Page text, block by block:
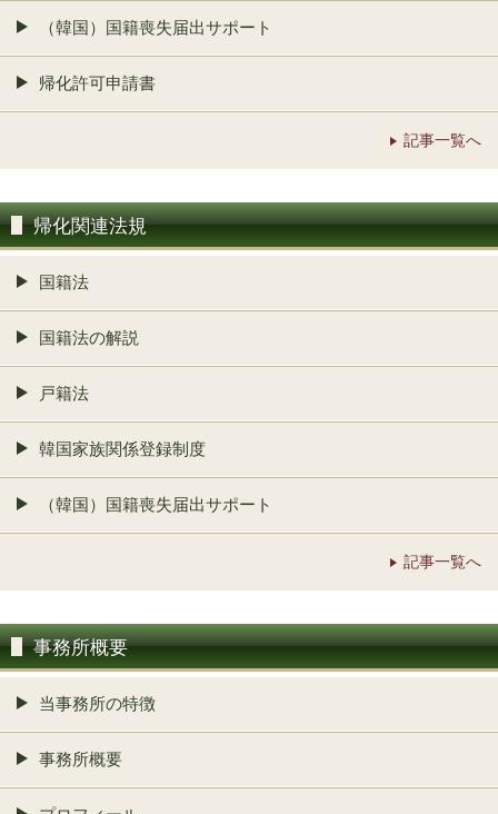
（韓国）国籍喪失届出サポート
帰化許可申請書
記事一覧へ
帰化関連法規
国籍法
国籍法の解説
戸籍法
韓国家族関係登録制度
（韓国）国籍喪失届出サポート
記事一覧へ
事務所概要
当事務所の特徴
事務所概要